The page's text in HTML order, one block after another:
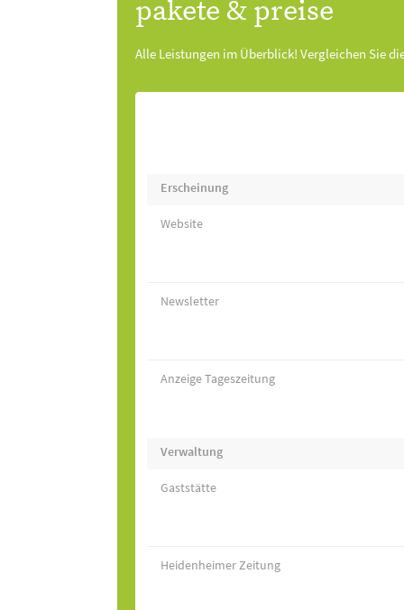
pakete & preise
Alle Leistungen im Überblick! Vergleichen Sie
Erscheinung
Website
Newsletter
Anzeige Tageszeitung
Verwaltung
Gaststätte
Heidenheimer Zeitung